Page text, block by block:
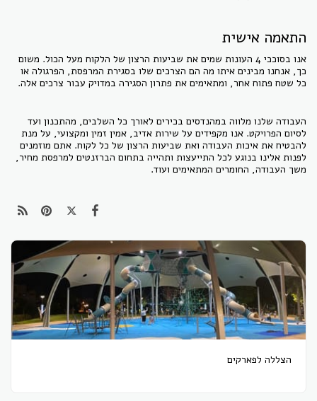
התאמה אישית
אנו בסוככי 4 העונות שמים את שביעות הרצון של הלקוח מעל הכול. משום
כך, אנחנו מבינים איתו מה הם הצרכים שלו בסגירת המרפסת, הפרגולה או
כל שטח פתוח אחר, ומתאימים את פתרון הסגירה במדויק עבור צרכים אלה.
העבודה שלנו מלווה במהנדסים בכירים לאורך כל השלבים, מהתכנון ועד
לסיום הפרויקט. אנו מקפידים על שירות אדיב, אמין זמין ומקצועי, על מנת
להבטיח את איכות העבודה ואת שביעות הרצון של כל לקוח. אתם מוזמנים
לפנות אלינו בנוגע לכל התייעצות ותהייה בתחום הברזנטים למרפסת מחיר,
משך העבודה, החומרים המתאימים ועוד.
הצללה לפארקים